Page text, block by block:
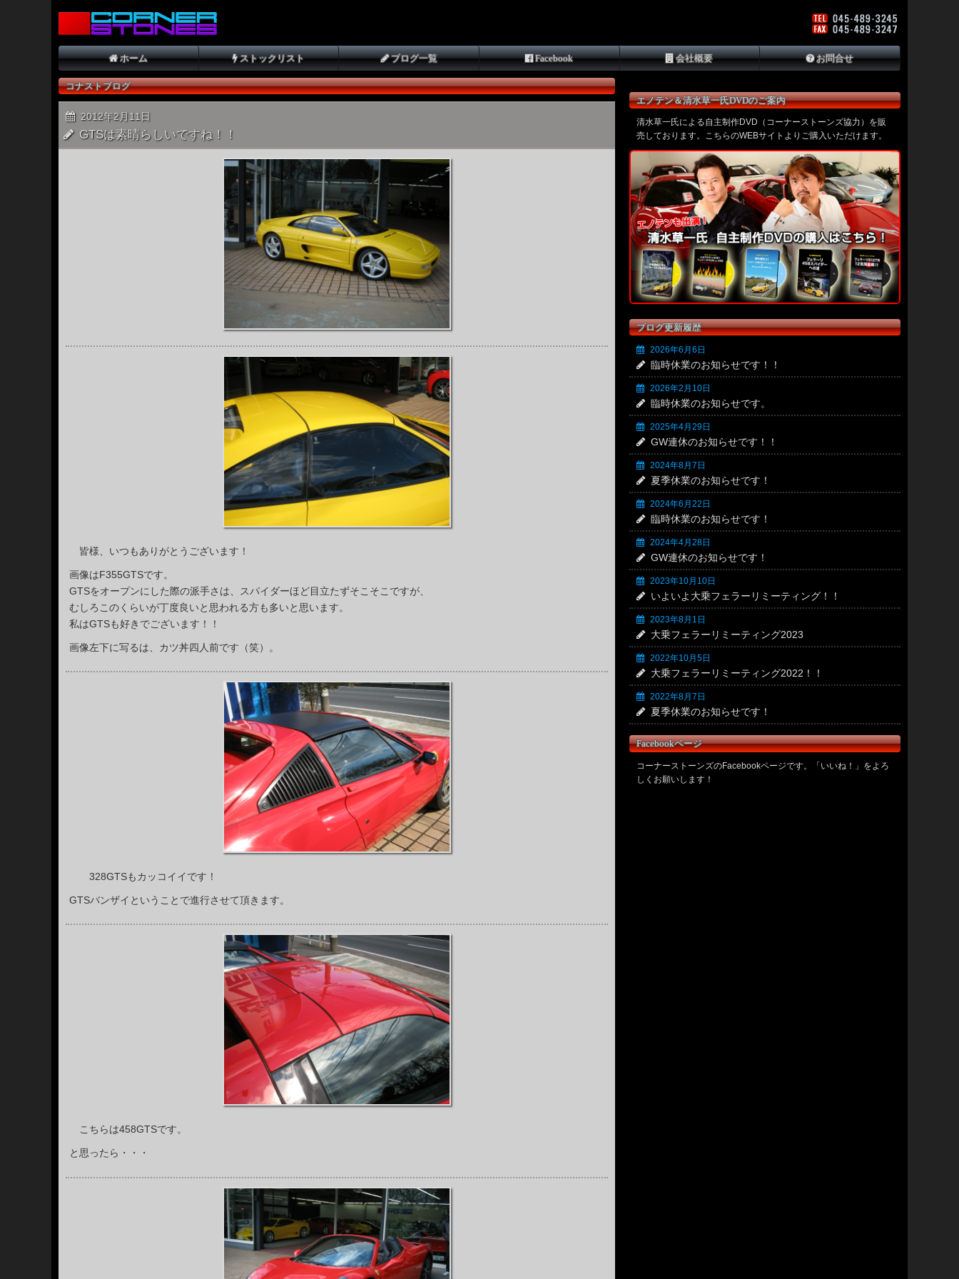
ホーム ストックリスト ブログ一覧 Facebook 会社概要 お問合せ
コナストブログ
2012年2月11日
GTSは素晴らしいですね！！
皆様、いつもありがとうございます！
画像はF355GTSです。
GTSをオープンにした際の派手さは、スパイダーほど目立たずそこそこですが、
むしろこのくらいが丁度良いと思われる方も多いと思います。
私はGTSも好きでございます！！
画像左下に写るは、カツ丼四人前です（笑）。
328GTSもカッコイイです！
GTSバンザイということで進行させて頂きます。
こちらは458GTSです。
と思ったら・・・
エノテン＆清水草一氏DVDのご案内
清水草一氏による自主制作DVD（コーナーストーンズ協力）を販
売しております。こちらのWEBサイトよりご購入いただけます。
ブログ更新履歴
2026年6月6日
臨時休業のお知らせです！！
2026年2月10日
臨時休業のお知らせです。
2025年4月29日
GW連休のお知らせです！！
2024年8月7日
夏季休業のお知らせです！
2024年6月22日
臨時休業のお知らせです！
2024年4月28日
GW連休のお知らせです！
2023年10月10日
いよいよ大乗フェラーリミーティング！！
2023年8月1日
大乗フェラーリミーティング2023
2022年10月5日
大乗フェラーリミーティング2022！！
2022年8月7日
夏季休業のお知らせです！
Facebookページ
コーナーストーンズのFacebookページです。「いいね！」をよろ
しくお願いします！